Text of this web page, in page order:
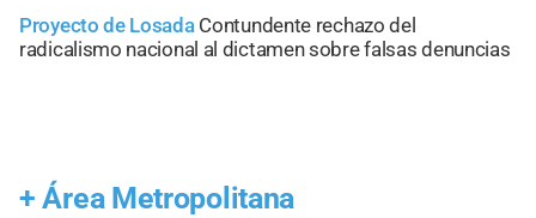
Proyecto de Losada Contundente rechazo del
radicalismo nacional al dictamen sobre falsas denuncias
+ Área Metropolitana